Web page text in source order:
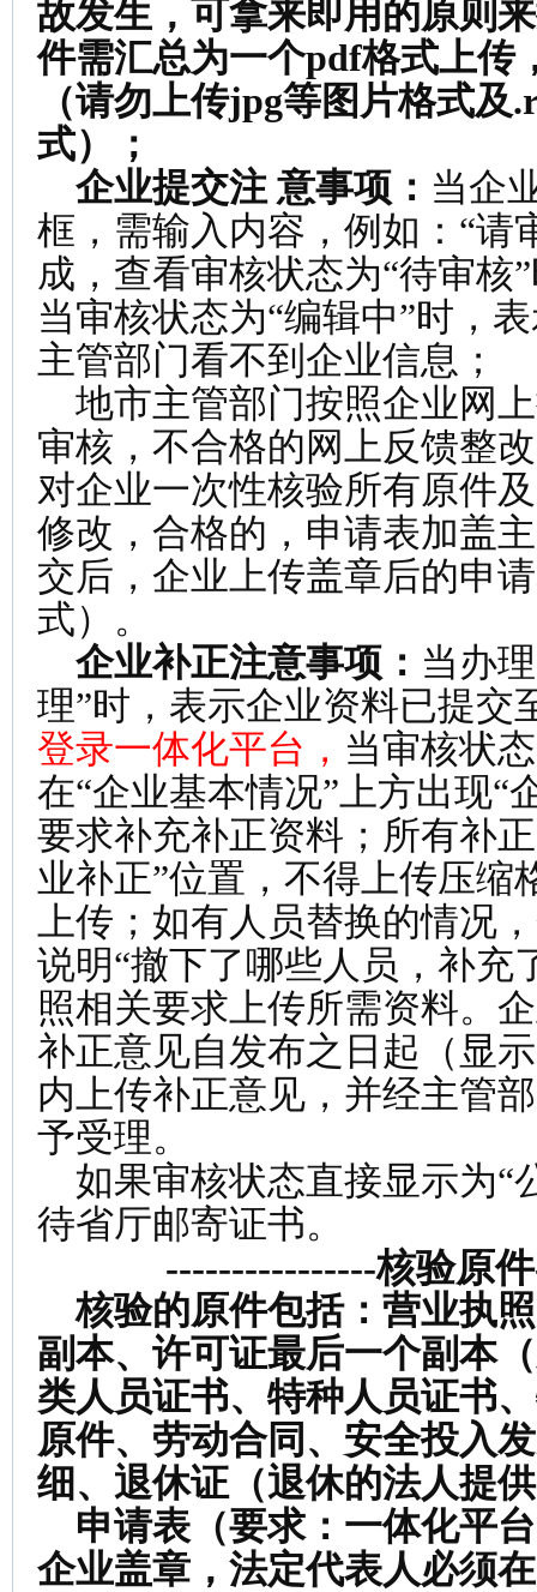
故发生，可拿来即用的原则
件需汇总为一个pdf格式上传
（请勿上传jpg等图片格式及
式）；
企业提交注 意事项： 当企
框，需输入内容，例如：“请
成，查看审核状态为“待审核
当审核状态为“编辑中”时，
主管部门看不到企业信息；
地市主管部门按照企业网
审核，不合格的网上反馈整
对企业一次性核验所有原件
修改，合格的，申请表加盖
交后，企业上传盖章后的申
式）。
企业补正注意事项： 当办
理”时，表示企业资料已提交
登录一体化平台， 当审核状
在“企业基本情况”上方出现“
要求补充补正资料；所有补
业补正”位置，不得上传压缩
上传；如有人员替换的情况
说明“撤下了哪些人员，补充
照相关要求上传所需资料。
补正意见自发布之日起（显
内上传补正意见，并经主管
予受理。
如果审核状态直接显示为“
待省厅邮寄证书。
----------------核验原
核验的原件包括：营业执
副本、许可证最后一个副本
类人员证书、特种人员证书
原件、劳动合同、安全投入
细、退休证（退休的法人提
申请表（要求：一体化平
企业盖章，法定代表人必须